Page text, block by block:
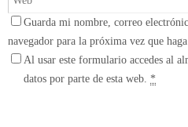
Guarda mi nombre, correo
navegador para la próxima vez que
Al usar este formulario accedes al
datos por parte de esta web. *